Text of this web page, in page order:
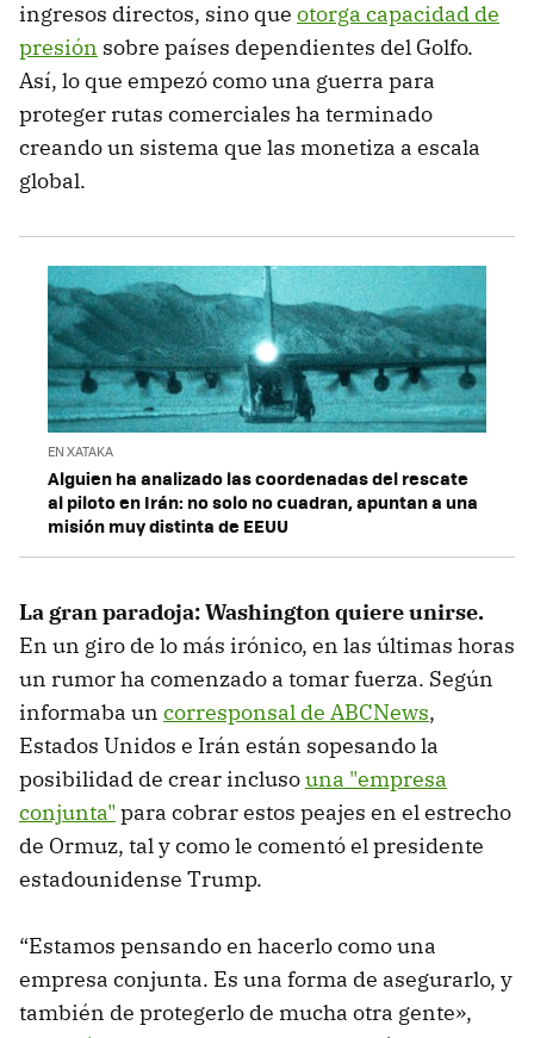
ingresos directos, sino que otorga capacidad de
presión sobre países dependientes del Golfo.
Así, lo que empezó como una guerra para
proteger rutas comerciales ha terminado
creando un sistema que las monetiza a escala
global.
EN XATAKA
Alguien ha analizado las coordenadas del rescate
al piloto en Irán: no solo no cuadran, apuntan a una
misión muy distinta de EEUU
La gran paradoja: Washington quiere unirse.
En un giro de lo más irónico, en las últimas horas
un rumor ha comenzado a tomar fuerza. Según
informaba un corresponsal de ABCNews,
Estados Unidos e Irán están sopesando la
posibilidad de crear inclusouna "empresa
conjunta" para cobrar estos peajes en el estrecho
de Ormuz, tal y como le comentó el presidente
estadounidense Trump.
“Estamos pensando en hacerlo como una
empresa conjunta. Es una forma de asegurarlo, y
también de protegerlo de mucha otra gente»,